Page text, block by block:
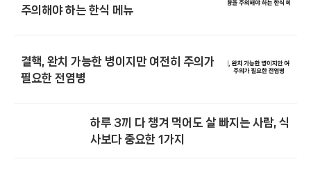
주의해야 하는 한식 메뉴
결핵, 완치 가능한 병이지만 여전히 주의가
필요한 전염병
하루 3끼 다 챙겨 먹어도 살 빠지는 사람, 식
사보다 중요한 1가지